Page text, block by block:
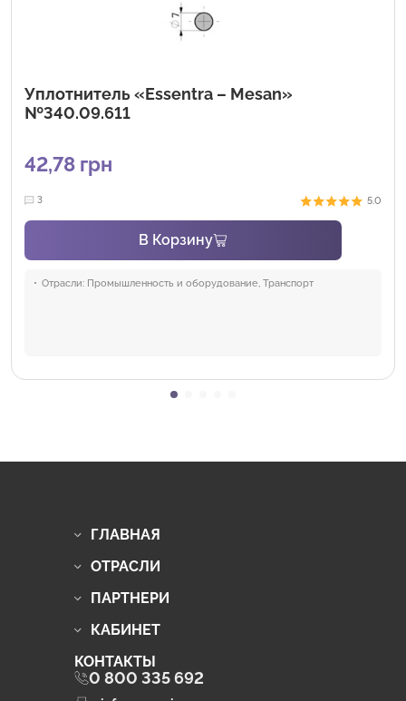
Уплотнитель «Essentra – Mesan»
№340.09.611
42,78 грн
3 5.0
В Корзину
Отрасли: Промышленность и оборудование, Транспорт
ГЛАВНАЯ
ОТРАСЛИ
ПАРТНЕРИ
КАБИНЕТ
КОНТАКТЫ
0 800 335 692